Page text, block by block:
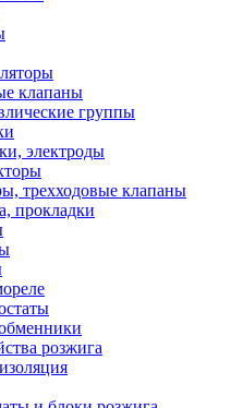
клапаны
группы
электроды
трехходовые клапаны
прокладки
розжига